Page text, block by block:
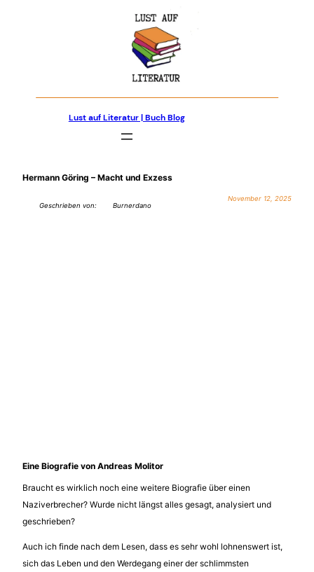
Lust auf Literatur | Buch Blog
Hermann Göring – Macht und Exzess
Geschrieben von: Burnerdano
November 12, 2025
Eine Biografie von Andreas Molitor
Braucht es wirklich noch eine weitere Biografie über einen
Naziverbrecher? Wurde nicht längst alles gesagt, analysiert und
geschrieben?
Auch ich finde nach dem Lesen, dass es sehr wohl lohnenswert ist,
sich das Leben und den Werdegang einer der schlimmsten